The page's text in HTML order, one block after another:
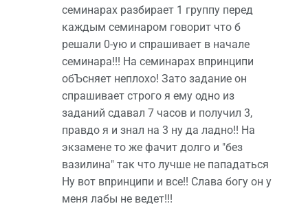
семинарах разбирает 1 группу перед
каждым семинаром говорит что б
решали 0-ую и спрашивает в начале
семинара!!! На семинарах впринципи
обЪсняет неплохо! Зато задание он
спрашивает строго я ему одно из
заданий сдавал 7 часов и получил 3,
правдо я и знал на 3 ну да ладно!! На
экзамене то же фачит долго и "без
вазилина" так что лучше не пападаться
Ну вот впринципи и все!! Слава богу он у
меня лабы не ведет!!!